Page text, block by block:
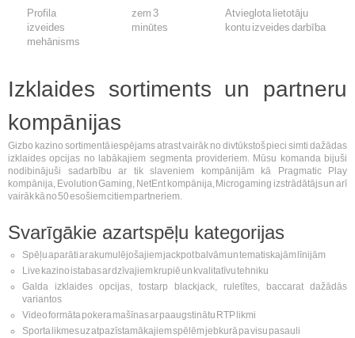
Profila
izveides
mehānisms
zem 3
minūtes
Atvieglota lietotāju
kontu izveides darbība
Izklaides sortiments un partneru
kompānijas
Gizbo kazino sortimentā iespējams atrast vairāk no divtūkstoš pieci simti dažādas
izklaides opcijas no labākajiem segmenta provideriem. Mūsu komanda bijuši
nodibinājuši sadarbību ar tik slaveniem kompānijām kā Pragmatic Play
kompānija, Evolution Gaming, NetEnt kompānija, Microgaming izstrādātājs un arī
vairāk kā no 50 esošiem citiem partneriem.
Svarīgākie azartspēļu kategorijas
Spēļu aparāti ar akumulējošajiem jackpot balvām un tematiskajām līnijām
Live kazino istabas ar dzīvajiem krupiē un kvalitatīvu tehniku
Galda izklaides opcijas, tostarp blackjack, ruletītes, baccarat dažādās
variantos
Video formāta pokera mašīnas ar paaugstinātu RTP likmi
Sporta likmes uz atpazīstamākajiem spēlēm jebkurā pa visu pasauli